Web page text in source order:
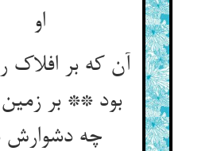
او
آن که بر افلاک
بود ** بر
چه دشوارش